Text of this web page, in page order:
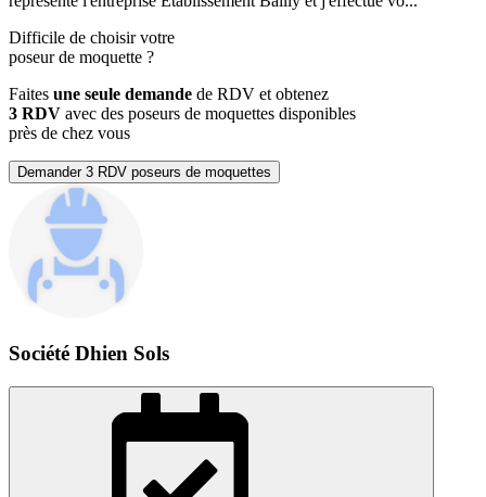
Difficile de choisir votre
poseur de moquette ?
Faites une seule demande de RDV et obtenez
3 RDV avec des poseurs de moquettes disponibles
près de chez vous
Demander 3 RDV poseurs de moquettes
Société Dhien Sols